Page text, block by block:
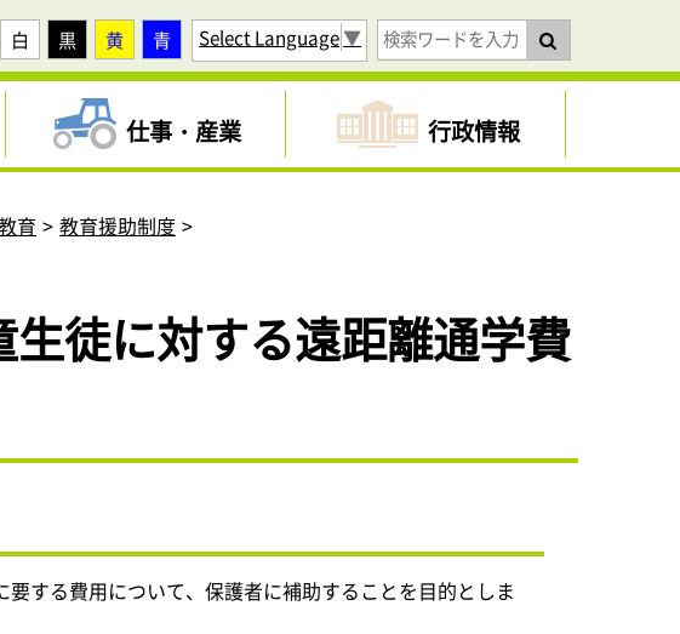
白 黒 黄 青 Select Language▼
仕事・産業 行政情報
育
教育援助制度
徒に対する遠距離通学費
する費用について、保護者に補助することを目的としま